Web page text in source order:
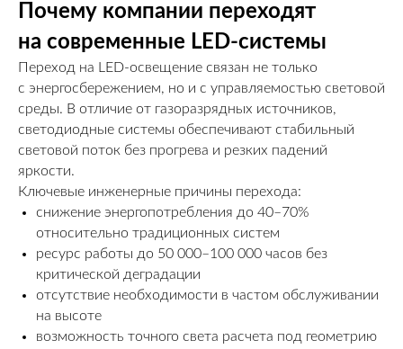
Почему компании переходят
на современные LED-системы
Переход на LED-освещение связан не только
с энергосбережением, но и с управляемостью световой
среды. В отличие от газоразрядных источников,
светодиодные системы обеспечивают стабильный
световой поток без прогрева и резких падений
яркости.
Ключевые инженерные причины перехода:
снижение энергопотребления до 40–70%
относительно традиционных систем
ресурс работы до 50 000–100 000 часов без
критической деградации
отсутствие необходимости в частом обслуживании
на высоте
возможность точного света расчета под геометрию